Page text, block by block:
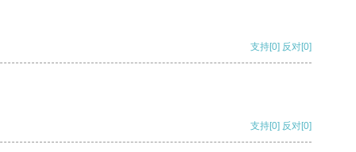
支持[0] 反对[0]
支持[0] 反对[0]